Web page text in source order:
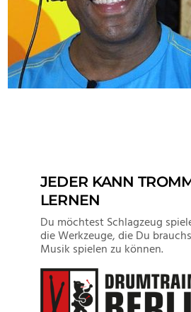
JEDER KANN
LERNEN
Du möchtest Schlagzeug
die Werkzeuge, die Du
Musik spielen zu können.